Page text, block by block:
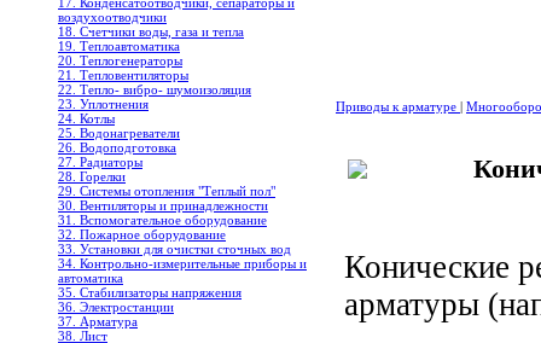
воздухоотводчики
18. Счетчики воды, газа и тепла
19. Теплоавтоматика
20. Теплогенераторы
21. Тепловентиляторы
22. Тепло- вибро- шумоизоляция
23. Уплотнения
24. Котлы
25. Водонагреватели
26. Водоподготовка
27. Радиаторы
28. Горелки
29. Системы отопления "Теплый пол"
30. Вентиляторы и принадлежности
31. Вспомогательное оборудование
32. Пожарное оборудование
33. Установки для очистки сточных вод
34. Контрольно-измерительные приборы и
автоматика
35. Стабилизаторы напряжения
36. Электростанции
37. Арматура
38. Лист
Приводы к арматуре |
Конические
арматуры